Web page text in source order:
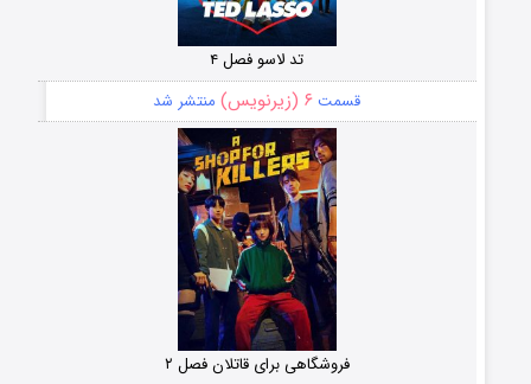
تد لاسو فصل ۴
قسمت ۶ (زیرنویس) منتشر شد
فروشگاهی برای قاتلان فصل ۲